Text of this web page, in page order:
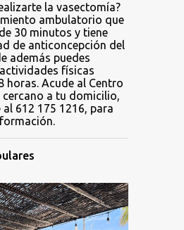
la vasectomía?
ambulatorio que
30 minutos y tiene
de anticoncepción del
además puedes
físicas
horas. Acude al Centro
cercano a tu domicilio,
612 175 1216, para